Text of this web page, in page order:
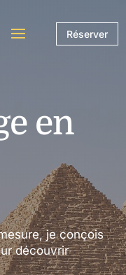
Réserver
en
je conçois
découvrir